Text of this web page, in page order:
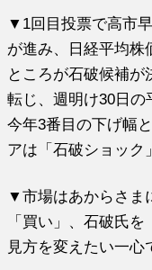
▼1回目投票で高市
が進み、日経平均株
ところが石破候補が
転じ、週明け30日の
今年3番目の下げ幅
アは「石破ショック
▼市場はあからさま
「買い」、石破氏
見方を変えたい一